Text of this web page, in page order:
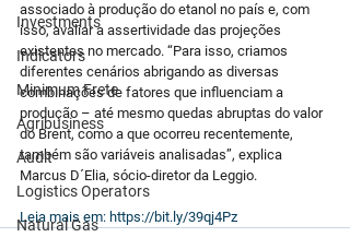
Investments
Indicators
Minimum Frete
Agribusiness
Audit
Logistics Operators
Natural Gas
associado à produção do etanol no país e, com
isso, avaliar a assertividade das projeções
existentes no mercado. “Para isso, criamos
diferentes cenários abrigando as diversas
combinações de fatores que influenciam a
produção – até mesmo quedas abruptas do valor
do Brent, como a que ocorreu recentemente,
também são variáveis analisadas”, explica
Marcus D´Elia, sócio-diretor da Leggio.
Leia mais em: https://bit.ly/39qj4Pz